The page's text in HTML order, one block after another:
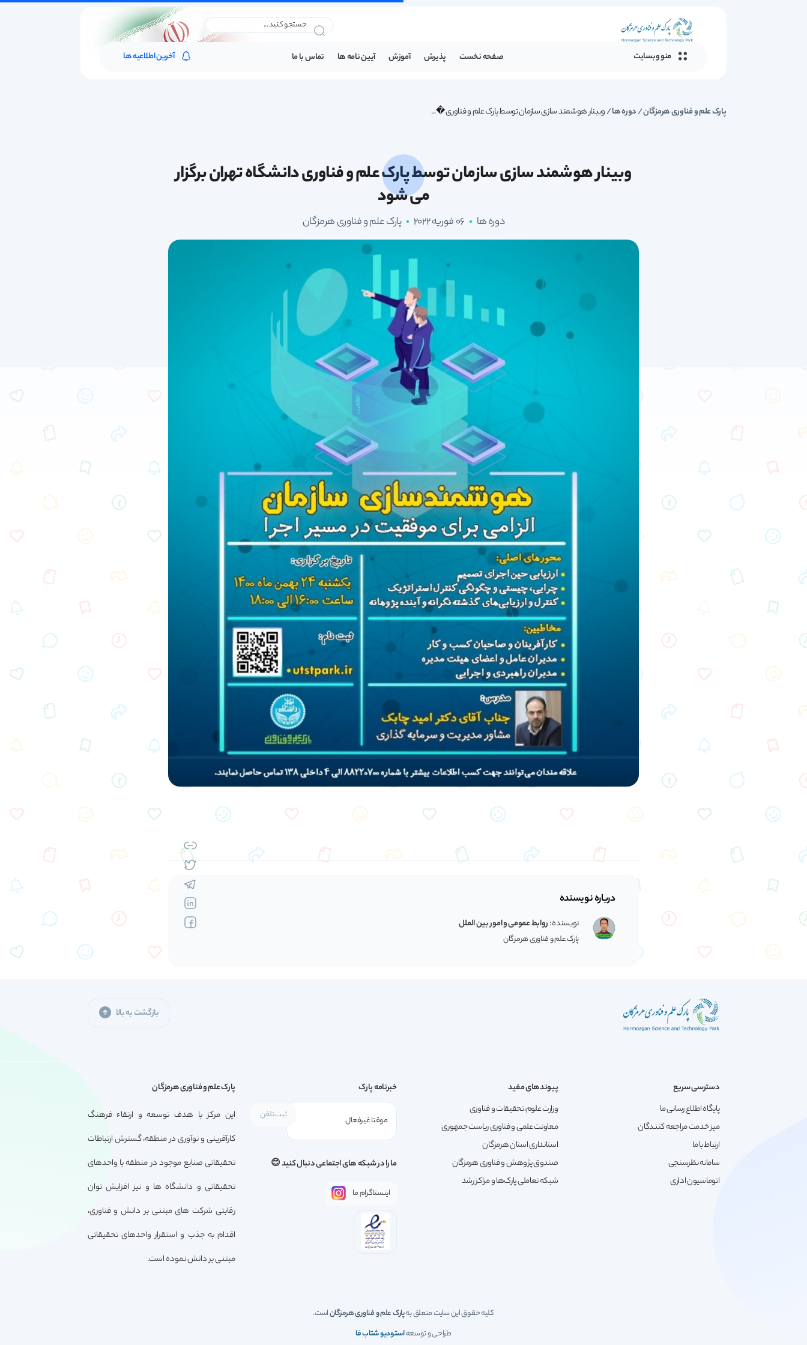
منو وبسایت صفحه نخست پذیرش آموزش آیین نامه ها تماس با ما آخرین اطلاعیه ها
پارک علم و فناوری هرمزگان/دوره ها/وبینار هوشمند سازی سازمان توسط پارک علم و فناوری �...
وبینار هوشمند سازی سازمان توسط پارک علم و فناوری دانشگاه تهران برگزار
می شود
دوره ها 06 فوریه 2022 پارک علم و فناوری هرمزگان
درباره نویسنده
نویسنده :روابط عمومی و امور بین الملل
پارک علم و فناوری هرمزگان
بازگشت به بالا
دسترسی سریع
پایگاه اطلاع رسانی ما
میز خدمت مراجعه کنندگان
ارتباط با ما
سامانه نظرسنجی
اتوماسیون اداری
پیوندهای مفید
وزارت علوم،تحقیقات و فناوری
معاونت علمی و فناوری ریاست جمهوری
استانداری استان هرمزگان
صندوق پژوهش و فناوری هرمزگان
شبکه تعاملی پارک‌ها و مراکز رشد
خبرنامه پارک
ما را در شبکه های اجتماعی دنبال کنید 😊
اینستاگرام ما
پارک علم و فناوری هرمزگان
این مرکز با هدف توسعه و ارتقاء فرهنگ
کارآفرینی و نوآوری در منطقه، گسترش ارتباطات
تحقیقاتی صنایع موجود در منطقه با واحدهای
تحقیقاتی و دانشگاه ها و نیز افزایش توان
رقابتی شرکت های مبتنی بر دانش و فناوری،
اقدام به جذب و استقرار واحدهای تحقیقاتی
مبتنی بر دانش نموده است.
کلیه حقوق این سایت متعلق بهپارک علم و فناوری هرمزگاناست.
طراحی و توسعهاستودیو شتاب فا